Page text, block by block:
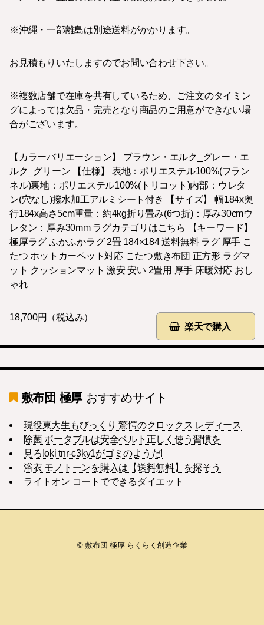
※沖縄・一部離島は別途送料がかかります。
お見積もりいたしますのでお問い合わせ下さい。
※複数店舗で在庫を共有しているため、ご注文のタイミン
グによっては欠品・完売となり商品のご用意ができない場
合がございます。
【カラーバリエーション】 ブラウン・エルク_グレー・エ
ルク_グリーン 【仕様】 表地：ポリエステル100%(フラン
ネル)裏地：ポリエステル100%(トリコット)内部：ウレタ
ン(穴なし)撥水加工アルミシート付き 【サイズ】 幅184x奥
行184x高さ5cm重量：約4kg折り畳み(6つ折)：厚み30cmウ
レタン：厚み30mm ラグカテゴリはこちら 【キーワード】
極厚ラグ ふかふかラグ 2畳 184×184 送料無料 ラグ 厚手 こ
たつ ホットカーペット対応 こたつ敷き布団 正方形 ラグマ
ット クッションマット 激安 安い 2畳用 厚手 床暖対応 おし
ゃれ
楽天で購入
18,700円（税込み）
敷布団 極厚 おすすめサイト
現役東大生もびっくり 驚愕のクロックス レディース
除菌 ポータブルは安全ベルト正しく使う習慣を
見ろ!oki tnr-c3ky1がゴミのようだ!
浴衣 モノトーンを購入は【送料無料】を探そう
ライトオン コートでできるダイエット
©敷布団 極厚 らくらく創造企業